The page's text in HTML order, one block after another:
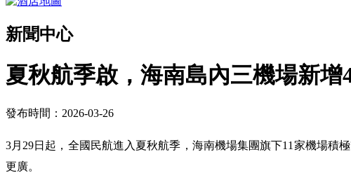
新聞中心
夏秋航季啟，海南島內三機場新增
發布時間：2026-03-26
3月29日起，全國民航進入夏秋航季，海南機場集團旗下11家機場積
更廣。